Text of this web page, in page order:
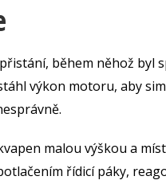
během něhož byl
výkon motoru, aby
malou výškou a
řídicí páky,